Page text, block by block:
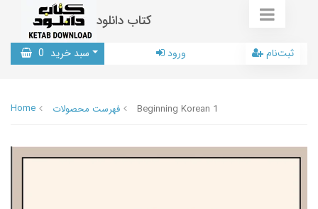
کتاب دانلود
سبد خرید 0 ورود ثبت‌نام
Home فهرست محصولات Beginning Korean 1